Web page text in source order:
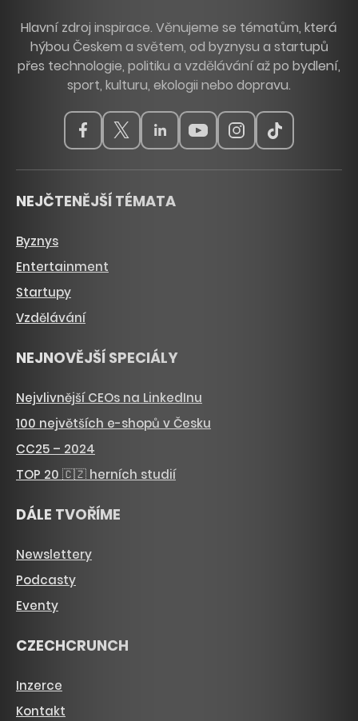
Hlavní zdroj inspirace. Věnujeme se tématům, která
hýbou Českem a světem, od byznysu a startupů
přes technologie, politiku a vzdělávání až po bydlení,
sport, kulturu, ekologii nebo dopravu.
NEJČTENĚJŠÍ TÉMATA
Byznys
Entertainment
Startupy
Vzdělávání
NEJNOVĚJŠÍ SPECIÁLY
Nejvlivnější CEOs na LinkedInu
100 největších e-shopů v Česku
CC25 – 2024
TOP 20 🇨🇿 herních studií
DÁLE TVOŘÍME
Newslettery
Podcasty
Eventy
CZECHCRUNCH
Inzerce
Kontakt